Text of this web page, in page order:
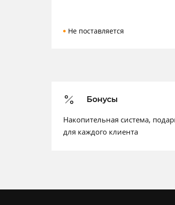
Не поставляется
Бонусы
Накопительная система,
для каждого клиента